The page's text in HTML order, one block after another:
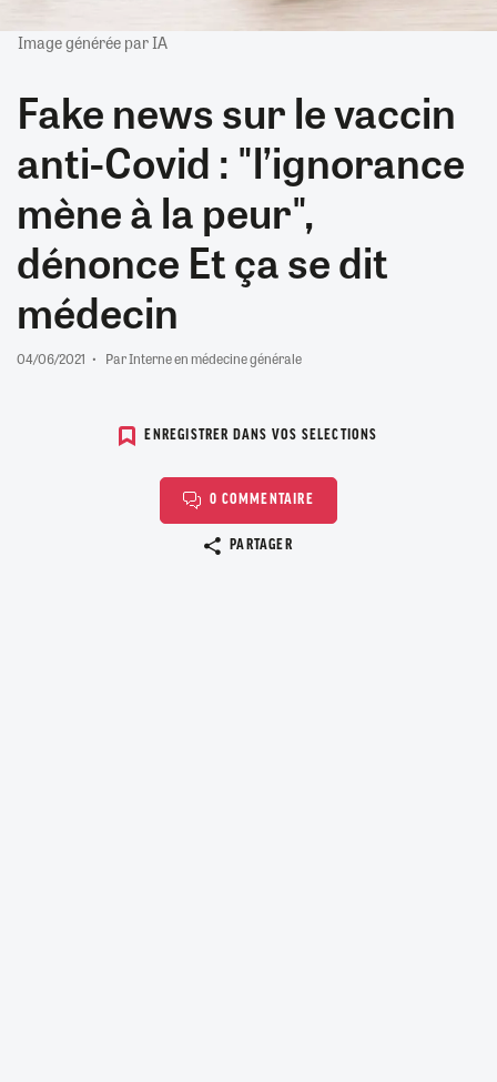
Image générée par IA
Fake news sur le vaccin
anti-Covid : "l’ignorance
mène à la peur",
dénonce Et ça se dit
médecin
04/06/2021 Par Interne en médecine générale
ENREGISTRER DANS VOS SELECTIONS
0 COMMENTAIRE
PARTAGER